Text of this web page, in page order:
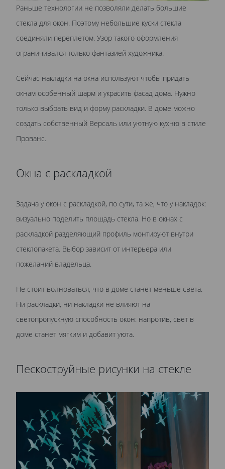
Раньше технологии не позволяли делать большие
стекла для окон. Поэтому небольшие куски стекла
соединяли переплетом. Узор такого оформления
ограничивался только фантазией художника.
Сейчас накладки на окна используют чтобы придать
окнам особенный шарм и украсить фасад дома. Нужно
только выбрать вид и форму раскладки. В доме можно
создать собственный Версаль или уютную кухню в стиле
Прованс.
Окна с раскладкой
Задача у окон с раскладкой, по сути, та же, что у накладок:
визуально поделить площадь стекла. Но в окнах с
раскладкой разделяющий профиль монтируют внутри
стеклопакета. Выбор зависит от интерьера или
пожеланий владельца.
Не стоит волноваться, что в доме станет меньше света.
Ни раскладки, ни накладки не влияют на
светопропускную способность окон: напротив, свет в
доме станет мягким и добавит уюта.
Пескоструйные рисунки на стекле